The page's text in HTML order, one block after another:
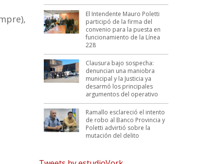
El Intendente Mauro Poletti
participó de la firma del
convenio para la puesta en
funcionamiento de la Línea
228
Clausura bajo sospecha:
denuncian una maniobra
municipal y la Justicia ya
desarmó los principales
argumentos del operativo
Ramallo esclareció el intento
de robo al Banco Provincia y
Poletti advirtió sobre la
mutación del delito